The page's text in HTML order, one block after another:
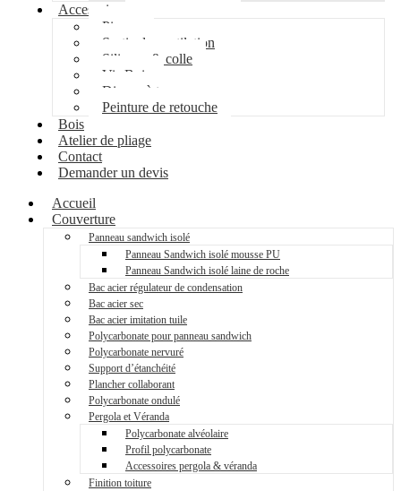
Accessoires
Pipeco
Sortie de ventilation
Silicone & colle
Vis Bois
Disque à tronçonner
Peinture de retouche
Bois
Atelier de pliage
Contact
Demander un devis
Accueil
Couverture
Panneau sandwich isolé
Panneau Sandwich isolé mousse PU
Panneau Sandwich isolé laine de roche
Bac acier régulateur de condensation
Bac acier sec
Bac acier imitation tuile
Polycarbonate pour panneau sandwich
Polycarbonate nervuré
Support d’étanchéité
Plancher collaborant
Polycarbonate ondulé
Pergola et Véranda
Polycarbonate alvéolaire
Profil polycarbonate
Accessoires pergola & véranda
Finition toiture